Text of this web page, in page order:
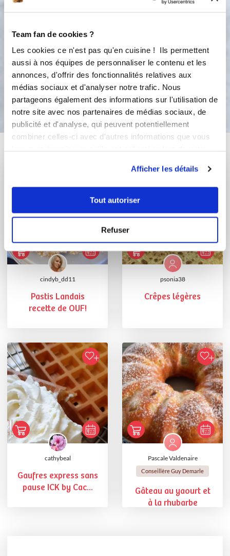
Team fan de cookies ?
Les cookies ce n'est pas qu'en cuisine ! Ils permettent
aussi à nos équipes de personnaliser le contenu et les
annonces, d'offrir des fonctionnalités relatives aux
médias sociaux et d'analyser notre trafic. Nous
partageons également des informations sur l'utilisation de
notre site avec nos partenaires de médias sociaux, de
publicité et d'analyse, qui peuvent potentiellement
combiner celles-ci avec d'autres informations que vous
Afficher les détails
Tout autoriser
Refuser
gâteau est bien cuti avant de sortir du
cuisson.
Bon appétit !
cindyb_dd11
Pastis Landais
recette de OUF!
psonia38
Crêpes légères
cathybeal
Gaufres express sans
pause ICK by Cac...
Pascale Valdenaire
Conseillère Guy Demarle
Gâteau au yaourt et
à la rhubarbe